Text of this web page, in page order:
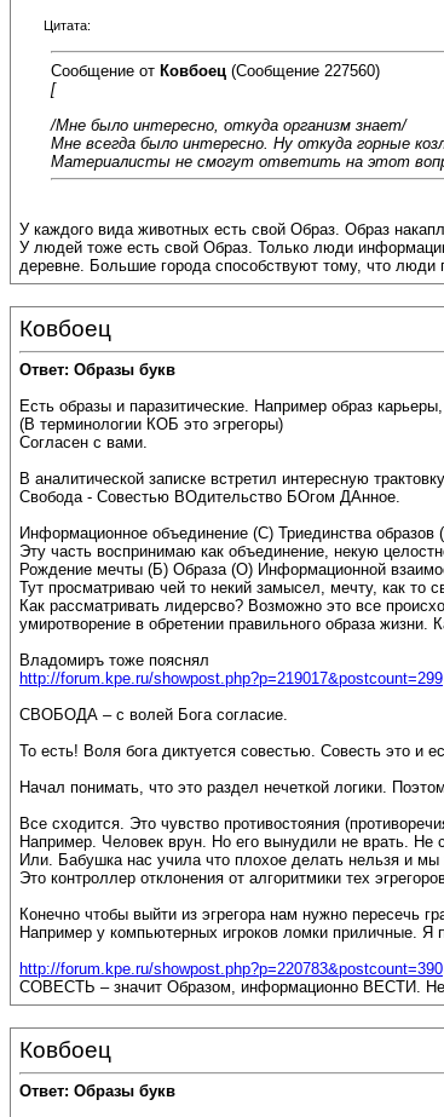
Цитата:
Сообщение от Ковбоец (Сообщение 227560)
[
/Мне было интересно, откуда организм знает/
Мне всегда было интересно. Ну откуда горные
Материалисты не смогут ответить на этот
У каждого вида животных есть свой Образ. Образ
У людей тоже есть свой Образ. Только люди
деревне. Большие города способствуют тому, что
Ковбоец
Ответ: Образы букв
Есть образы и паразитические. Например образ
(В терминологии КОБ это эгрегоры)
Согласен с вами.
В аналитической записке встретил интересную
Свобода - Совестью ВОдительство БОгом ДАнное.
Информационное объединение (С) Триединства образов
Эту часть воспринимаю как объединение, некую
Рождение мечты (Б) Образа (О) Информационной
Тут просматриваю чей то некий замысел, мечту, как то
Как рассматривать лидерсво? Возможно это все
умиротворение в обретении правильного образа жизни.
Владомиръ тоже пояснял
http://forum.kpe.ru/showpost.php?p=219017&postcount=299
СВОБОДА – с волей Бога согласие.
То есть! Воля бога диктуется совестью. Совесть это и
Начал понимать, что это раздел нечеткой логики.
Все сходится. Это чувство противостояния
Например. Человек врун. Но его вынудили не врать. Не
Или. Бабушка нас учила что плохое делать нельзя и мы
Это контроллер отклонения от алгоритмики тех
Конечно чтобы выйти из эгрегора нам нужно пересечь
Например у компьютерных игроков ломки приличные.
http://forum.kpe.ru/showpost.php?p=220783&postcount=390
СОВЕСТЬ – значит Образом, информационно ВЕСТИ.
Ковбоец
Ответ: Образы букв